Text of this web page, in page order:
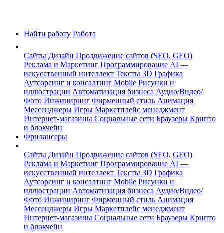
Найти работу Работа
Сайты Дизайн Продвижение сайтов (SEO, GEO)
Реклама и Маркетинг Программирование AI —
искусственный интеллект Тексты 3D Графика
Аутсорсинг и консалтинг Mobile Рисунки и
иллюстрации Автоматизация бизнеса Аудио/Видео/
Фото Инжиниринг Фирменный стиль Анимация
Мессенджеры Игры Маркетплейс менеджмент
Интернет-магазины Социальные сети Браузеры Крипто
и блокчейн
Фрилансеры
Сайты Дизайн Продвижение сайтов (SEO, GEO)
Реклама и Маркетинг Программирование AI —
искусственный интеллект Тексты 3D Графика
Аутсорсинг и консалтинг Mobile Рисунки и
иллюстрации Автоматизация бизнеса Аудио/Видео/
Фото Инжиниринг Фирменный стиль Анимация
Мессенджеры Игры Маркетплейс менеджмент
Интернет-магазины Социальные сети Браузеры Крипто
и блокчейн